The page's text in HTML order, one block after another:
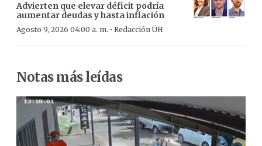
Advierten que elevar déficit podría
aumentar deudas y hasta inflación
Agosto 9, 2026 04:00 a. m. · Redacción ÚH
Notas más leídas